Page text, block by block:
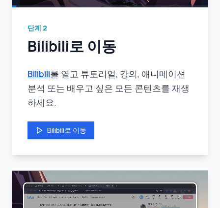
단계 2
Bilibili로 이동
Bilibili를 열고 튜토리얼, 강의, 애니메이션
분석 또는 배우고 싶은 모든 콘텐츠를 재생
하세요.
Bilibili로 이동